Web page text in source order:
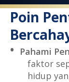
Poin
Pahami
faktor
hidup